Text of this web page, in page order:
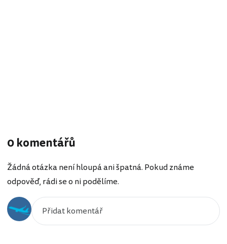
0 komentářů
Žádná otázka není hloupá ani špatná. Pokud známe
odpověď, rádi se o ni podělíme.